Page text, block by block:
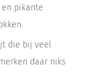
pikante
die bij veel
daar niks